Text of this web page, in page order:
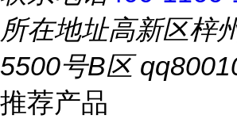
所在地址高新区梓
5500号B区
推荐产品